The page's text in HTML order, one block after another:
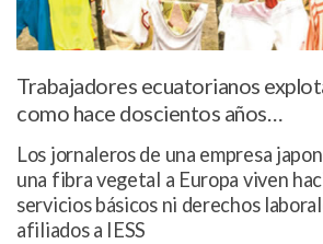
Trabajadores ecuatorianos
como hace doscientos años…
Los jornaleros de una empresa
una fibra vegetal a Europa viven
servicios básicos ni derechos
afiliados a IESS